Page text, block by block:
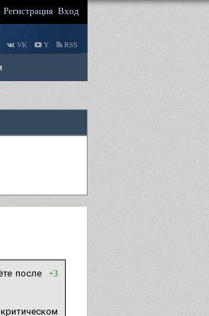
Регистрация Вход
VK Y RSS
+3
после